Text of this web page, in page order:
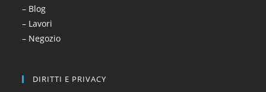
– Blog
– Lavori
– Negozio
DIRITTI E PRIVACY